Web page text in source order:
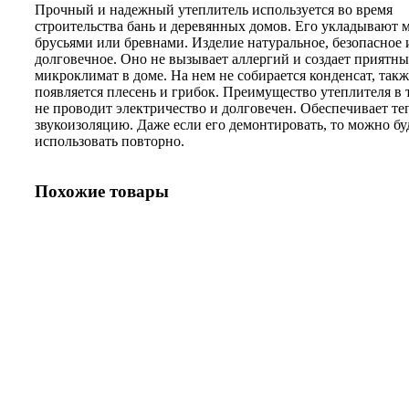
Прочный и надежный утеплитель используется во время
строительства бань и деревянных домов. Его укладывают
брусьями или бревнами. Изделие натуральное, безопасное
долговечное. Оно не вызывает аллергий и создает
микроклимат в доме. На нем не собирается конденсат,
появляется плесень и грибок. Преимущество утеплителя в
не проводит электричество и долговечен. Обеспечивает
звукоизоляцию. Даже если его демонтировать, то можно
использовать повторно.
Похожие товары